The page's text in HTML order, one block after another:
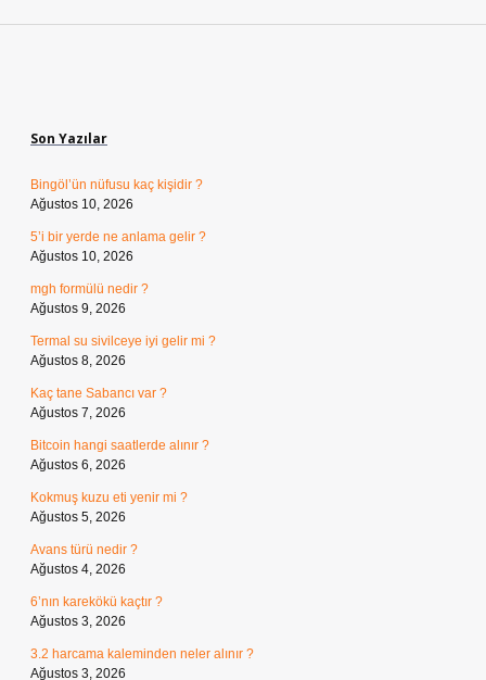
Son Yazılar
Bingöl’ün nüfusu kaç kişidir ?
Ağustos 10, 2026
5’i bir yerde ne anlama gelir ?
Ağustos 10, 2026
mgh formülü nedir ?
Ağustos 9, 2026
Termal su sivilceye iyi gelir mi ?
Ağustos 8, 2026
Kaç tane Sabancı var ?
Ağustos 7, 2026
Bitcoin hangi saatlerde alınır ?
Ağustos 6, 2026
Kokmuş kuzu eti yenir mi ?
Ağustos 5, 2026
Avans türü nedir ?
Ağustos 4, 2026
6’nın karekökü kaçtır ?
Ağustos 3, 2026
3.2 harcama kaleminden neler alınır ?
Ağustos 3, 2026